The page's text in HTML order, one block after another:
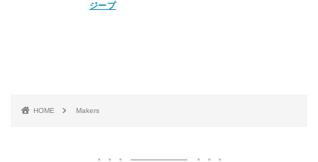
ジープ
HOME Makers